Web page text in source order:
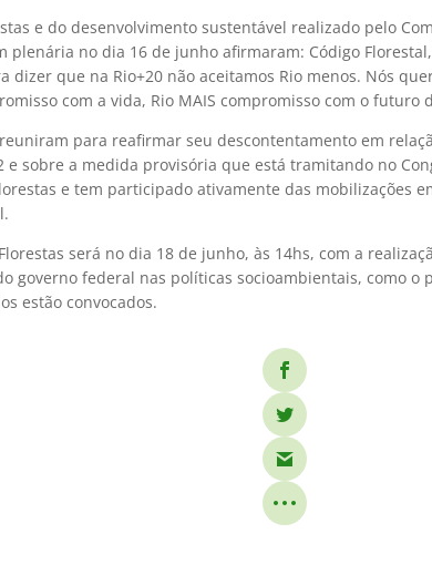
e do desenvolvimento sustentável realizado pelo
no dia 16 de junho afirmaram: Código
dizer que na Rio+20 não aceitamos Rio menos. Nós
com a vida, Rio MAIS compromisso com o futuro
para reafirmar seu descontentamento em
e sobre a medida provisória que está tramitando no
e tem participado ativamente das mobilizações
será no dia 18 de junho, às 14hs, com a
governo federal nas políticas socioambientais, como o
estão convocados.